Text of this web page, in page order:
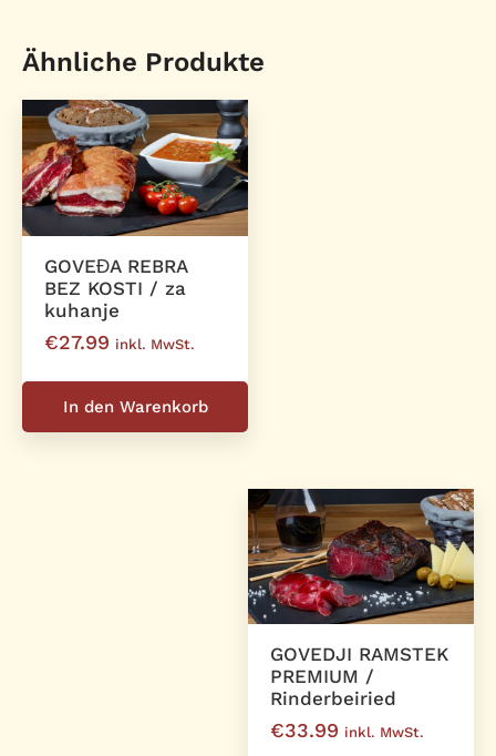
Ähnliche Produkte
GOVEĐA REBRA
BEZ KOSTI / za
kuhanje
€27.99 inkl. MwSt.
In den Warenkorb
GOVEDJI RAMSTEK
PREMIUM /
Rinderbeiried
€33.99 inkl. MwSt.